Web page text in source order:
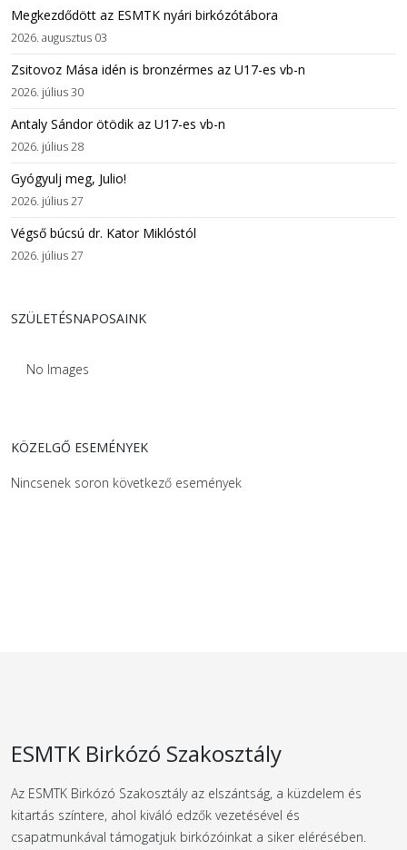
Megkezdődött az ESMTK nyári birkózótábora
2026. augusztus 03
Zsitovoz Mása idén is bronzérmes az U17-es vb-n
2026. július 30
Antaly Sándor ötödik az U17-es vb-n
2026. július 28
Gyógyulj meg, Julio!
2026. július 27
Végső búcsú dr. Kator Miklóstól
2026. július 27
SZÜLETÉSNAPOSAINK
No Images
KÖZELGŐ ESEMÉNYEK
Nincsenek soron következő események
ESMTK Birkózó Szakosztály
Az ESMTK Birkózó Szakosztály az elszántság, a küzdelem és
kitartás színtere, ahol kiváló edzők vezetésével és
csapatmunkával támogatjuk birkózóinkat a siker elérésében.